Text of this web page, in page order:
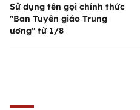
Sử dụng tên gọi chính thức
"Ban Tuyên giáo Trung
ương" từ 1/8